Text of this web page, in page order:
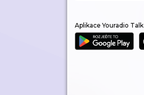
Aplikace Youradio Talk